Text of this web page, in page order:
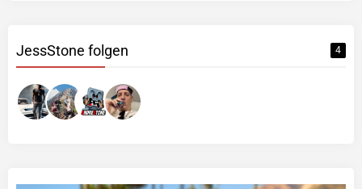
JessStone folgen 4